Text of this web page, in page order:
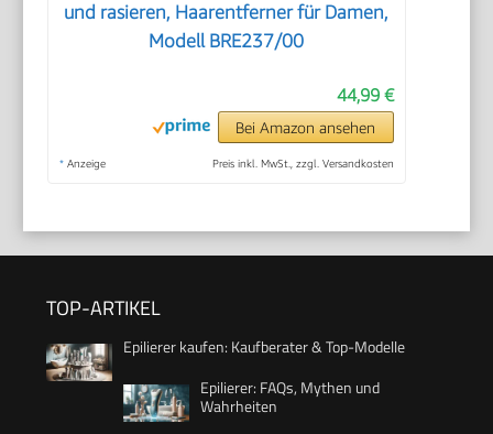
und rasieren, Haarentferner für Damen,
Modell BRE237/00
44,99 €
Bei Amazon ansehen
* Anzeige Preis inkl. MwSt., zzgl. Versandkosten
TOP-ARTIKEL
Epilierer kaufen: Kaufberater & Top-Modelle
Epilierer: FAQs, Mythen und
Wahrheiten